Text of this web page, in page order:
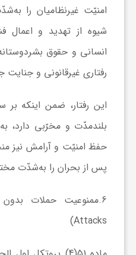
امنیّت غیرنظامیان را
شیوه از تهدید و اعمال
انسانی و حقوق
رفتاری غیرقانونی و
این رفتار، ضمن اینکه بر
بلندمدّت و مخرّبی دارد،
حفظ امنیّت و آرامش نیز
پس از بحران را به‌شدّت
6. ممنوعیت حملات
Attacks)